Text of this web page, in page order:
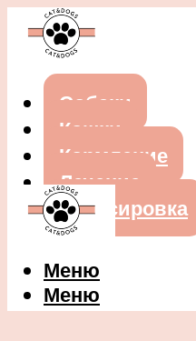
Собаки
Кошки
Кормление
Лечение
Дрессировка
Меню
Меню